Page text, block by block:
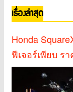
เรื่องล่าสุด
Honda
ฟีเจอร์เพียบ ร